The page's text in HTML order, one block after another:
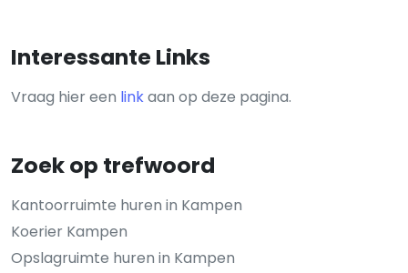
Interessante Links
Vraag hier een linkaan op deze pagina.
Zoek op trefwoord
Kantoorruimte huren in Kampen
Koerier Kampen
Opslagruimte huren in Kampen